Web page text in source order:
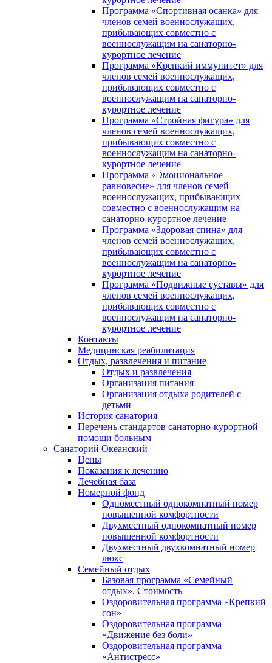
Программа «Спортивная осанка» для
членов семей военнослужащих,
прибывающих совместно с
военнослужащим на санаторно-
курортное лечение
Программа «Крепкий иммунитет» для
членов семей военнослужащих,
прибывающих совместно с
военнослужащим на санаторно-
курортное лечение
Программа «Стройная фигура» для
членов семей военнослужащих,
прибывающих совместно с
военнослужащим на санаторно-
курортное лечение
Программа «Эмоциональное
равновесие» для членов семей
военнослужащих, прибывающих
совместно с военнослужащим на
санаторно-курортное лечение
Программа «Здоровая спина» для
членов семей военнослужащих,
прибывающих совместно с
военнослужащим на санаторно-
курортное лечение
Программа «Подвижные суставы» для
членов семей военнослужащих,
прибывающих совместно с
военнослужащим на санаторно-
курортное лечение
Контакты
Медицинская реабилитация
Отдых, развлечения и питание
Отдых и развлечения
Организация питания
Организация отдыха родителей с
детьми
История санатория
Перечень стандартов санаторно-курортной
помощи больным
Санаторий Океанский
Цены
Показания к лечению
Лечебная база
Номерной фонд
Одноместный однокомнатный номер
повышенной комфортности
Двухместный однокомнатный номер
повышенной комфортности
Двухместный двухкомнатный номер
люкс
Семейный отдых
Базовая программа «Семейный
отдых». Стоимость
Оздоровительная программа «Крепкий
сон»
Оздоровительная программа
«Движение без боли»
Оздоровительная программа
«Антистресс»